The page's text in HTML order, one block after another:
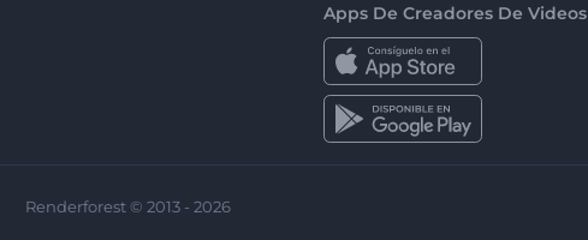
Apps De Creadores De Videos
Renderforest © 2013 - 2026